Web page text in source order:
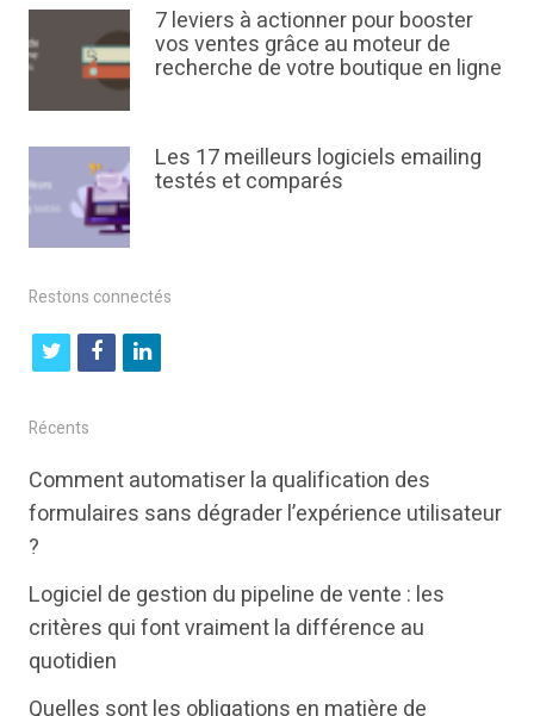
7 leviers à actionner pour booster
vos ventes grâce au moteur de
recherche de votre boutique en ligne
Les 17 meilleurs logiciels emailing
testés et comparés
Restons connectés
t
i
t
r
f
b
k
l
k
e
n
Récents
Comment automatiser la qualification des
formulaires sans dégrader l’expérience utilisateur
?
Logiciel de gestion du pipeline de vente : les
critères qui font vraiment la différence au
quotidien